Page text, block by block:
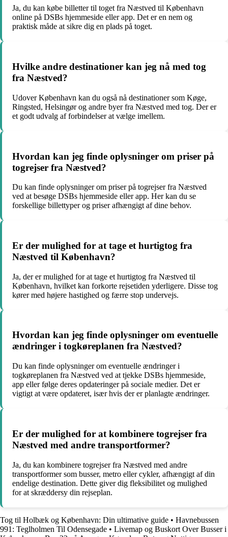
Ja, du kan købe billetter til toget fra Næstved til København
online på DSBs hjemmeside eller app. Det er en nem og
praktisk måde at sikre dig en plads på toget.
Hvilke andre destinationer kan jeg nå med tog
fra Næstved?
Udover København kan du også nå destinationer som Køge,
Ringsted, Helsingør og andre byer fra Næstved med tog. Der er
et godt udvalg af forbindelser at vælge imellem.
Hvordan kan jeg finde oplysninger om priser på
togrejser fra Næstved?
Du kan finde oplysninger om priser på togrejser fra Næstved
ved at besøge DSBs hjemmeside eller app. Her kan du se
forskellige billettyper og priser afhængigt af dine behov.
Er der mulighed for at tage et hurtigtog fra
Næstved til København?
Ja, der er mulighed for at tage et hurtigtog fra Næstved til
København, hvilket kan forkorte rejsetiden yderligere. Disse tog
kører med højere hastighed og færre stop undervejs.
Hvordan kan jeg finde oplysninger om eventuelle
ændringer i togkøreplanen fra Næstved?
Du kan finde oplysninger om eventuelle ændringer i
togkøreplanen fra Næstved ved at tjekke DSBs hjemmeside,
app eller følge deres opdateringer på sociale medier. Det er
vigtigt at være opdateret, især hvis der er planlagte ændringer.
Er der mulighed for at kombinere togrejser fra
Næstved med andre transportformer?
Ja, du kan kombinere togrejser fra Næstved med andre
transportformer som busser, metro eller cykler, afhængigt af din
endelige destination. Dette giver dig fleksibilitet og mulighed
for at skræddersy din rejseplan.
Tog til Holbæk og København: Din ultimative guide • Havnebussen
991: Teglholmen Til Odensegade • Livemap og Buskort Over Busser i